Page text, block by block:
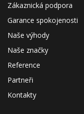
Zákaznická podpora
Garance spokojenosti
Naše výhody
Naše značky
Reference
Partneři
Kontakty